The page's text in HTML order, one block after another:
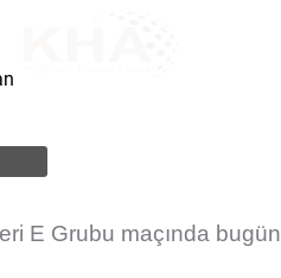
E Grubu maçında bugün